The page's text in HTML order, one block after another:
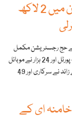
آن لائن حج رجسٹریشن کے پہلے 11 دن میں 2 لاکھ
نے گھر بیٹھے حج رجسٹریشن مکمل
کرلی۔ وزارت حج کے مطابق ایک لاکھ 80 ہزارعازمین نے ویب پورٹل اور 24 ہزار نے موبائل
ایپ سے رجسٹریشن مکمل کی جب کہ ایک لاکھ 54 ہزارسے زائد نے سرکاری اور 49
خامنہ ای کے